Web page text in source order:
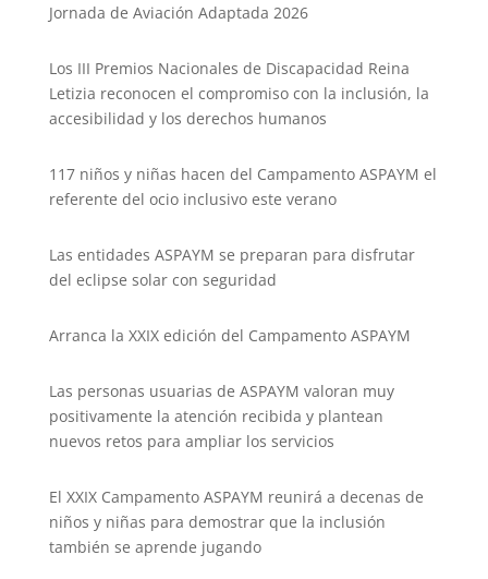
Jornada de Aviación Adaptada 2026
Los III Premios Nacionales de Discapacidad Reina
Letizia reconocen el compromiso con la inclusión, la
accesibilidad y los derechos humanos
117 niños y niñas hacen del Campamento ASPAYM el
referente del ocio inclusivo este verano
Las entidades ASPAYM se preparan para disfrutar
del eclipse solar con seguridad
Arranca la XXIX edición del Campamento ASPAYM
Las personas usuarias de ASPAYM valoran muy
positivamente la atención recibida y plantean
nuevos retos para ampliar los servicios
El XXIX Campamento ASPAYM reunirá a decenas de
niños y niñas para demostrar que la inclusión
también se aprende jugando